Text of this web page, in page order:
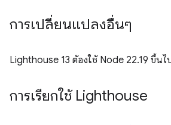
การเปลี่ยนแปลงอื่นๆ
Lighthouse 13 ต้องใช้ Node 22.19 ขึ้นไ
การเรียกใช้ Lighthouse